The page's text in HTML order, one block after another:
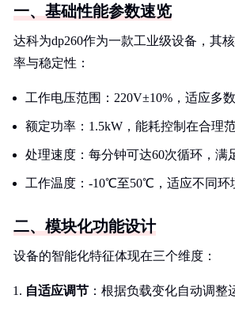
一、基础性能参数速览
达科为dp260作为一款工业级设备，其
率与稳定性：
工作电压范围：220V±10%，适应多
额定功率：1.5kW，能耗控制在合理
处理速度：每分钟可达60次循环，满
工作温度：-10℃至50℃，适应不同环
二、模块化功能设计
设备的智能化特征体现在三个维度：
自适应调节 ：根据负载变化自动调整